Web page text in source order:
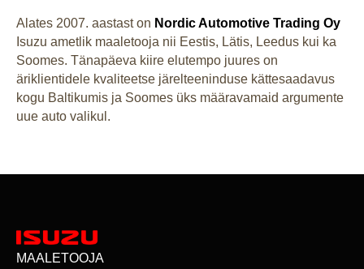
Alates 2007. aastast on Nordic Automotive Trading Oy
Isuzu ametlik maaletooja nii Eestis, Lätis, Leedus kui ka
Soomes. Tänapäeva kiire elutempo juures on
äriklientidele kvaliteetse järelteeninduse kättesaadavus
kogu Baltikumis ja Soomes üks määravamaid argumente
uue auto valikul.
MAALETOOJA